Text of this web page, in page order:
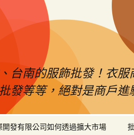
台南的服飾批發！衣服
發等等，絕對是商戶進
開發有限公司如何透過擴大市場